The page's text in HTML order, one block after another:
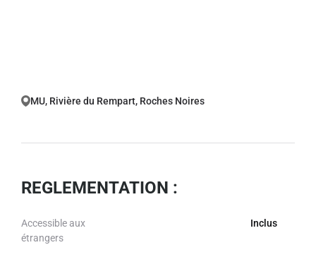
MU, Rivière du Rempart, Roches Noires
REGLEMENTATION :
Accessible aux
étrangers
Inclus